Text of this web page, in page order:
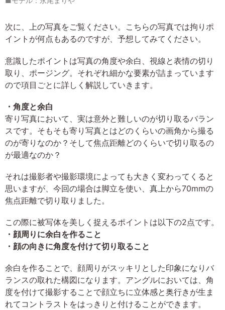
次に、上の写真をご覧ください。こちらの写真では拘りポ
イントが何点もあるのですが、予想してみてください。
意識したポイントは写真の角度や余白、視線と表情の切り
取り、ポージング。それぞれ細かな要素が詰まっています
ので項目ごとに詳しく解説していきます。
・角度と余白
寄り写真において、実は意外と難しいのが切り取るバラン
スです。そもそも寄り写真とはどのくらいの画角から撮る
のが寄りなのか？そして焦点距離どのくらいで切り取るの
が最適なのか？
それは撮影者や撮影環境によっても大きく変わってくると
思いますが、今回の場合は脚立を使い、真上から70mmの
焦点距離で切り取りました。
この際に被写体を美しく捉えるポイントは以下の2点です。
・顔周りに余白を作ること
・顔の向きに角度を付けて切り取ること
余白を作ることで、顔周りがスッキリとした印象になりバ
ランスの取れた構図になります。アングルにおいては、角
度を付けて撮影することで顔立ちに立体感と奥行きが生ま
れてコントラストをはっきりと付けることができます。